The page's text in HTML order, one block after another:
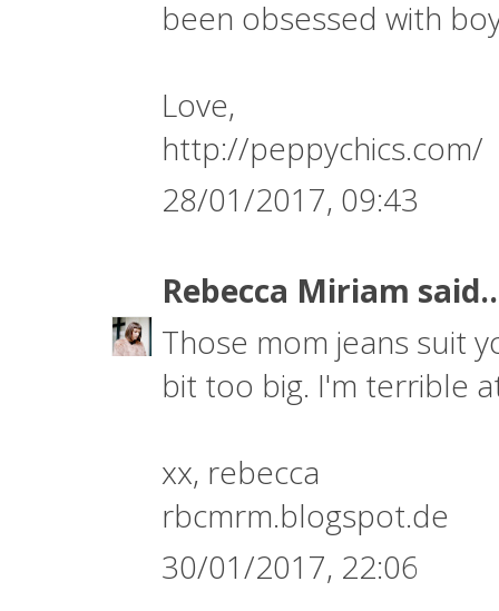
been obsessed with
Love,
http://peppychics.com/
28/01/2017, 09:43
Rebecca Miriam
Those mom jeans suit
bit too big. I'm terrible
xx, rebecca
rbcmrm.blogspot.de
30/01/2017, 22:06